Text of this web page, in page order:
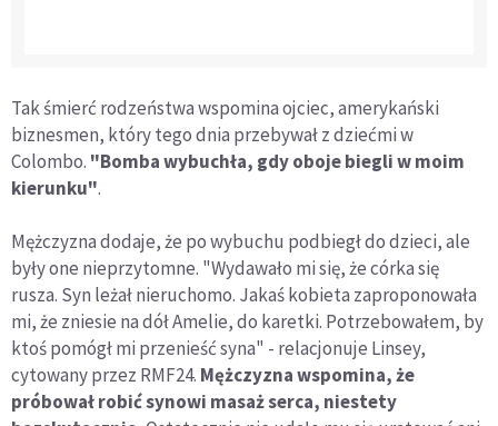
Tak śmierć rodzeństwa wspomina ojciec, amerykański
biznesmen, który tego dnia przebywał z dziećmi w
Colombo. "Bomba wybuchła, gdy oboje biegli w moim
kierunku".
Mężczyzna dodaje, że po wybuchu podbiegł do dzieci, ale
były one nieprzytomne. "Wydawało mi się, że córka się
rusza. Syn leżał nieruchomo. Jakaś kobieta zaproponowała
mi, że zniesie na dół Amelie, do karetki. Potrzebowałem, by
ktoś pomógł mi przenieść syna" - relacjonuje Linsey,
cytowany przez RMF24. Mężczyzna wspomina, że
próbował robić synowi masaż serca, niestety